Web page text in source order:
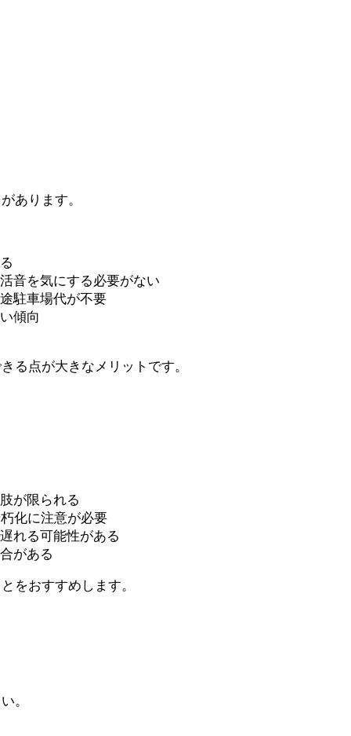
あります。
音を気にする必要がない
駐車場代が不要
傾向
る点が大きなメリットです。
が限られる
化に注意が必要
れる可能性がある
がある
をおすすめします。
。